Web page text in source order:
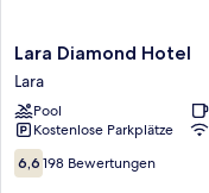
Lara
Diamond
Hotel
Lara
Lara Diamond Hotel
Lara
Pool
Kostenlose Parkplätze
6.6
von
6,6 198 Bewertungen